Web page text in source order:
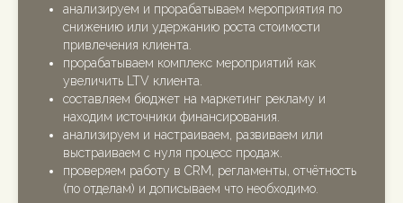
анализируем и прорабатываем мероприятия по
снижению или удержанию роста стоимости
привлечения клиента.
прорабатываем комплекс мероприятий как
увеличить LTV клиента.
составляем бюджет на маркетинг рекламу и
находим источники финансирования.
анализируем и настраиваем, развиваем или
выстраиваем с нуля процесс продаж.
проверяем работу в CRM, регламенты, отчётность
(по отделам) и дописываем что необходимо.